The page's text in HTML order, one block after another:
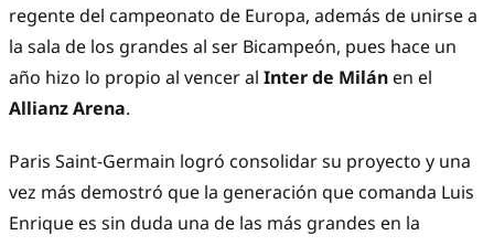
regente del campeonato de Europa, además de unirse a
la sala de los grandes al ser Bicampeón, pues hace un
año hizo lo propio al vencer al Inter de Milán en el
Allianz Arena.
Paris Saint-Germain logró consolidar su proyecto y una
vez más demostró que la generación que comanda Luis
Enrique es sin duda una de las más grandes en la